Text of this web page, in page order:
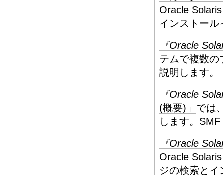
Oracle
インストー
『Oracle
テムで複数の
説明します。
『Oracle
(概要)」 では
します。
『Oracle
Oracle
ジの検索とイ